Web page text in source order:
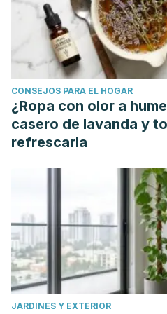
L. M., Eichner, E. R.,
Stachenfeld, N. S. (2007).
Medicine position stand.
replacement. Medicine and
exercise, 39(2), 377–390.
https://doi.org/10.1249/
Jamtvedt G, Herbert RD,
activity to prevent injury and
Sports. https://bjsm.bmj.com/
Eating and exercise: 5 tips to
Mayo Clinic. https://
lifestyle/fitness/in-depth/
Aloui, A., Baklouti, H., Souissi,
Effects of Ramadan fasting
CONSEJOS PARA EL HOGAR
¿Ropa con olor a
casero de lavanda y
refrescarla
JARDINES Y EXTERIOR